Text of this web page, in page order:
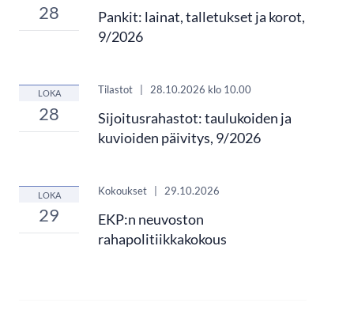
28
Pankit: lainat, talletukset ja korot,
9/2026
LOKA
28
Tilastot 28.10.2026 klo 10.00
Sijoitusrahastot: taulukoiden ja
kuvioiden päivitys, 9/2026
LOKA
29
Kokoukset 29.10.2026
EKP:n neuvoston
rahapolitiikkakokous